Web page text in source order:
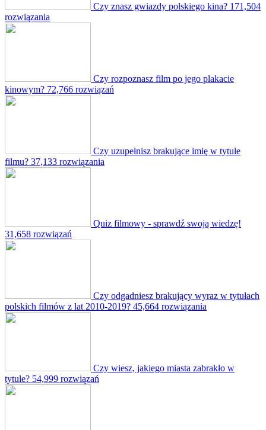
Czy znasz gwiazdy polskiego kina? 171,504
rozwiązania
Czy rozpoznasz film po jego plakacie
kinowym? 72,766 rozwiązań
Czy uzupełnisz brakujące imię w tytule
filmu? 37,133 rozwiązania
Quiz filmowy - sprawdź swoją wiedzę!
31,658 rozwiązań
Czy odgadniesz brakujący wyraz w tytułach
polskich filmów z lat 2010-2019? 45,664 rozwiązania
Czy wiesz, jakiego miasta zabrakło w
tytule? 54,999 rozwiązań